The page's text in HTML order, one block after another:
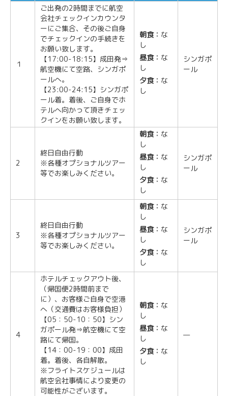
１
ご出発の2時間までに航空
会社チェックインカウンタ
ーにご集合、その後ご自身
でチェックインの手続きを
お願い致します。
【17:00-18:15】成田発⇒
航空機にて空路、シンガポ
ールへ。
【23:00-24:15】シンガポ
ール着。着後、ご自身でホ
テルへ向かって頂きチェッ
クインをお願い致します。
朝食： な
し
昼食： な
し
夕食： な
し
シンガポ
ール
2
終日自由行動
※各種オプショナルツアー
等でお楽しみください。
朝食： な
し
昼食： な
し
夕食： な
し
シンガポ
ール
3
終日自由行動
※各種オプショナルツアー
等でお楽しみください。
朝食： な
し
昼食： な
し
夕食： な
し
シンガポ
ール
4
ホテルチェックアウト後、
（帰国便2時間前まで
に）、お客様ご自身で空港
へ（交通費はお客様負担）
【05：50-10：50】シン
ガポール発⇒航空機にて空
路にて帰国。
【14：00-19：00】成田
着。着後、各自解散。
※フライトスケジュールは
航空会社事情により変更の
可能性がございます。
朝食： な
し
昼食： な
し
夕食： な
し
—